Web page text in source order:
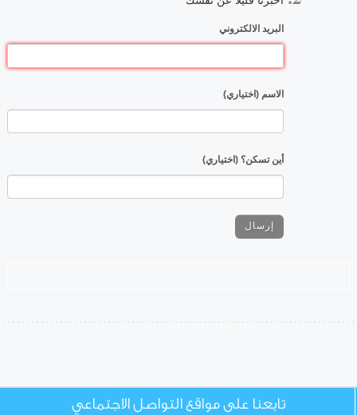
البريد الالكتروني
الاسم (اختياري)
أين تسكن؟ (اختياري)
تابعنا على مواقع التواصل الاجتماعي